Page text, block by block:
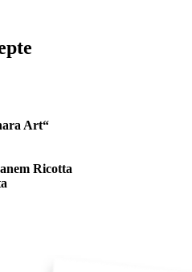
Art“
Ricotta